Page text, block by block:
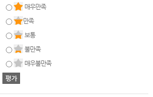
매우만족
만족
보통
불만족
매우불만족